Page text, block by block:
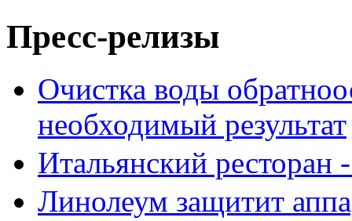
Пресс-релизы
Очистка воды
необходимый результат
Итальянский
Линолеум защитит